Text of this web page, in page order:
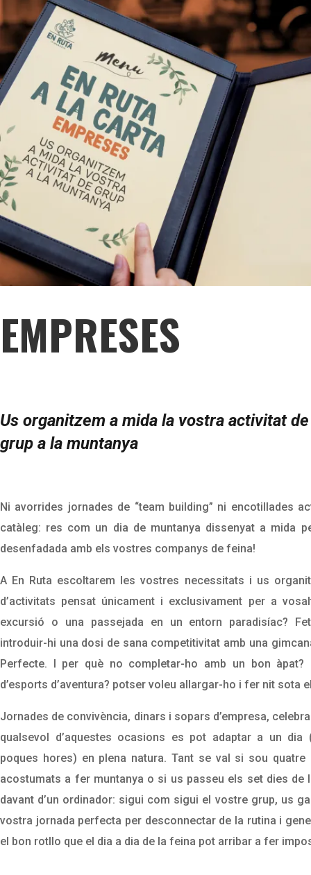
EMPRESES
Us organitzem a mida la vostra activitat de
grup a la muntanya
Ni avorrides jornades de “team building” ni encotillades
catàleg: res com un dia de muntanya dissenyat a mida
desenfadada amb els vostres companys de feina!
A En Ruta escoltarem les vostres necessitats i us
d’activitats pensat únicament i exclusivament per a
excursió o una passejada en un entorn paradisíac?
introduir-hi una dosi de sana competitivitat amb una
Perfecte. I per què no completar-ho amb un bon
d’esports d’aventura? potser voleu allargar-ho i fer nit sota
Jornades de convivència, dinars i sopars d’empresa,
qualsevol d’aquestes ocasions es pot adaptar a un dia
poques hores) en plena natura. Tant se val si sou quatre
acostumats a fer muntanya o si us passeu els set dies de
davant d’un ordinador: sigui com sigui el vostre grup, us
vostra jornada perfecta per desconnectar de la rutina i
el bon rotllo que el dia a dia de la feina pot arribar a fer